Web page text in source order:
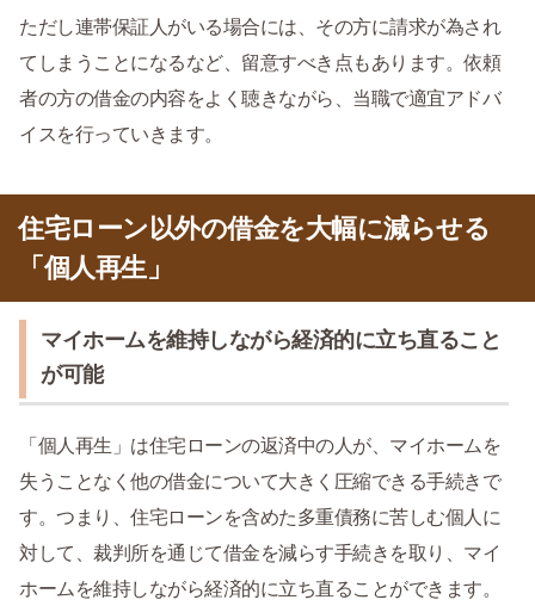
ただし連帯保証人がいる場合には、その方に請求が為され
てしまうことになるなど、留意すべき点もあります。依頼
者の方の借金の内容をよく聴きながら、当職で適宜アドバ
イスを行っていきます。
住宅ローン以外の借金を大幅に減らせる
「個人再生」
マイホームを維持しながら経済的に立ち直ること
が可能
「個人再生」は住宅ローンの返済中の人が、マイホームを
失うことなく他の借金について大きく圧縮できる手続きで
す。つまり、住宅ローンを含めた多重債務に苦しむ個人に
対して、裁判所を通じて借金を減らす手続きを取り、マイ
ホームを維持しながら経済的に立ち直ることができます。